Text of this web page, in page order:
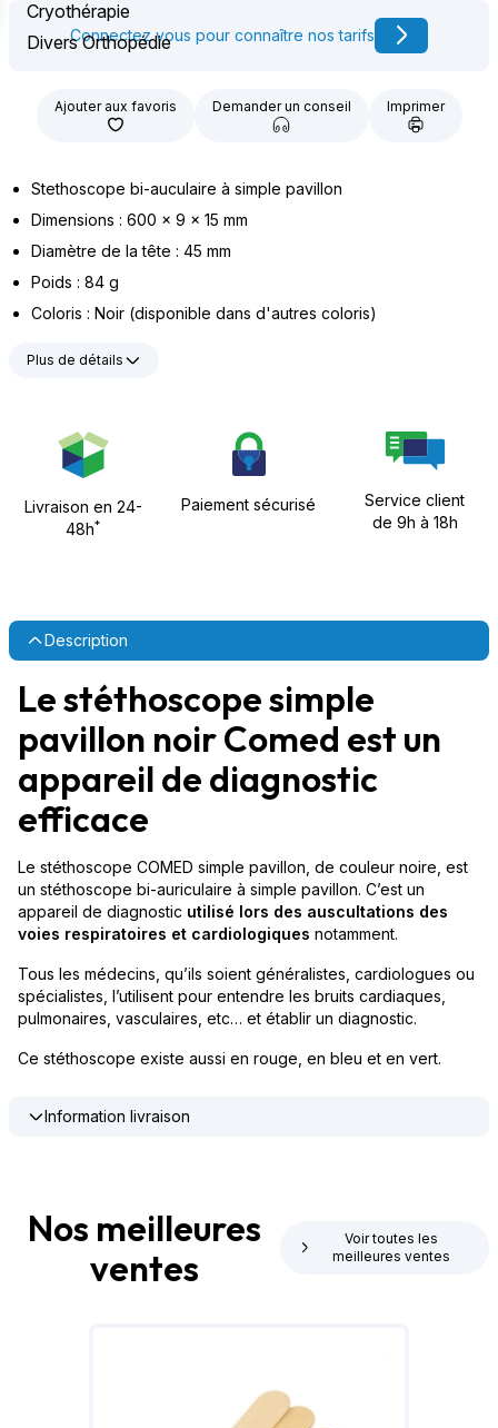
Cryothérapie
Divers Orthopédie
Connectez vous pour connaître nos tarifs
Ajouter aux favoris Demander un conseil Imprimer
Stethoscope bi-auculaire à simple pavillon
Dimensions : 600 x 9 x 15 mm
Diamètre de la tête : 45 mm
Poids : 84 g
Coloris : Noir (disponible dans d'autres coloris)
Plus de détails
Livraison en 24-
48h*
Paiement sécurisé
Service client
de 9h à 18h
Description
Le stéthoscope simple
pavillon noir Comed est un
appareil de diagnostic
efficace
Le stéthoscope COMED simple pavillon, de couleur noire, est
un stéthoscope bi-auriculaire à simple pavillon. C’est un
appareil de diagnostic utilisé lors des auscultations des
voies respiratoires et cardiologiques notamment.
Tous les médecins, qu’ils soient généralistes, cardiologues ou
spécialistes, l’utilisent pour entendre les bruits cardiaques,
pulmonaires, vasculaires, etc… et établir un diagnostic.
Ce stéthoscope existe aussi en rouge, en bleu et en vert.
Information livraison
Nos meilleures
ventes
Voir toutes les
meilleures ventes